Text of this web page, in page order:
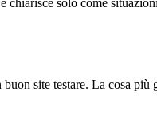
chiarisce solo come
site testare. La cosa